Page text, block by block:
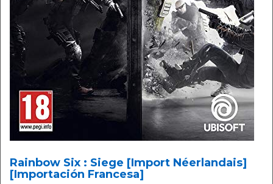
Rainbow Six : Siege [Import Néerlandais]
[Importación Francesa]